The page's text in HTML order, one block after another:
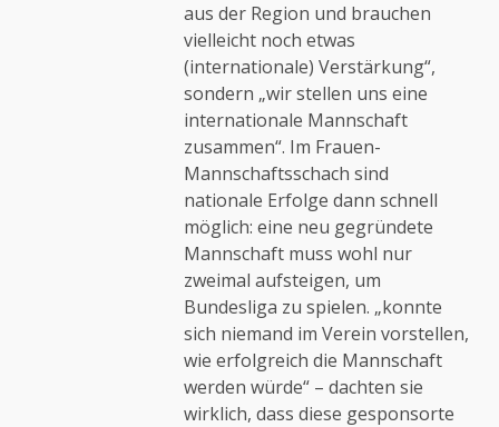
aus der Region und brauchen
vielleicht noch etwas
(internationale) Verstärkung“,
sondern „wir stellen uns eine
internationale Mannschaft
zusammen“. Im Frauen-
Mannschaftsschach sind
nationale Erfolge dann schnell
möglich: eine neu gegründete
Mannschaft muss wohl nur
zweimal aufsteigen, um
Bundesliga zu spielen. „konnte
sich niemand im Verein vorstellen,
wie erfolgreich die Mannschaft
werden würde“ – dachten sie
wirklich, dass diese gesponsorte